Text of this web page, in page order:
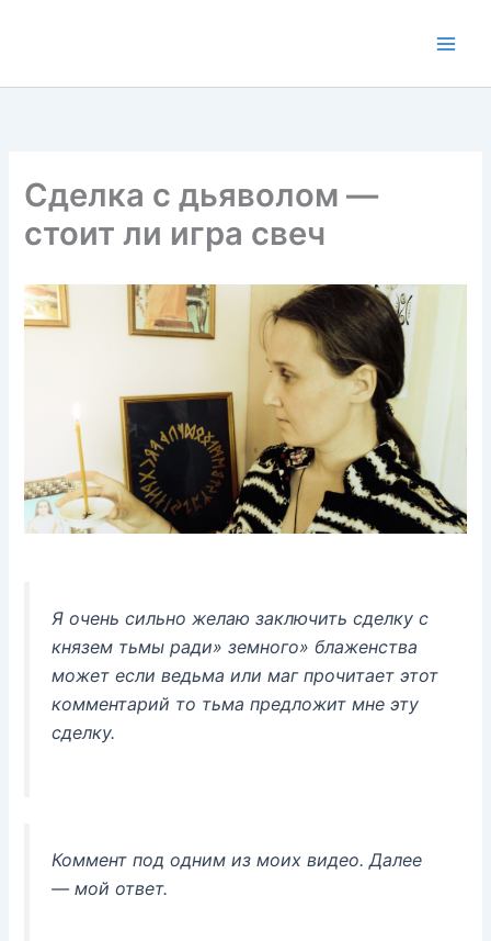
Сделка с дьяволом —
стоит ли игра свеч
Я очень сильно желаю заключить сделку с
князем тьмы ради» земного» блаженства
может если ведьма или маг прочитает этот
комментарий то тьма предложит мне эту
сделку.
Коммент под одним из моих видео. Далее
— мой ответ.